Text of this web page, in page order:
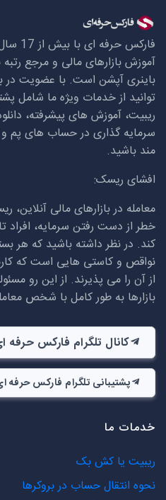
آموزش بازارهای مالی و مرجع
باینری آپشن است. با عضویت در
توانید از خدمات ویژه ما شامل
ریبیت، آموزش های پیشرفته،
سرمایه گذاری در حساب های پم و
مند باشید.
افشای ریسک:
معامله در بازارهای مالی آنلاین،
خطر از دست رفتن سرمایه، افراد
کند. در نظر داشته باشید که هر
نواقص و کاستی هایی است که
از آن را می پذیرند. از این رو
بازارها به طور کامل با شخص
کانال تلگرام فارکس حرفه
پشتیبانی تلگرام فارکس حرفه
خدمات ما
ریبیت یا کش بک
نحوه انتقال حساب در بروکرها